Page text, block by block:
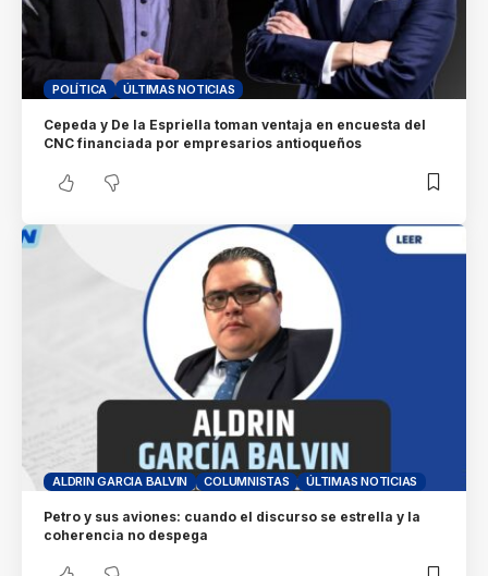
POLÍTICA ÚLTIMAS NOTICIAS
Cepeda y De la Espriella toman ventaja en encuesta del
CNC financiada por empresarios antioqueños
ALDRIN GARCIA BALVIN COLUMNISTAS ÚLTIMAS NOTICIAS
Petro y sus aviones: cuando el discurso se estrella y la
coherencia no despega